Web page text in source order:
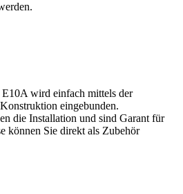
wird einfach mittels der
eingebunden.
die Installation und sind Garant für
können Sie direkt als Zubehör